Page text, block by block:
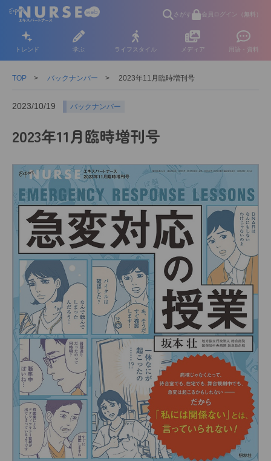
さがす 会員ログイン（無料）
トレンド 学ぶ ライフスタイル メディア 用語・資料
TOP バックナンバー 2023年11月臨時増刊号
2023/10/19 バックナンバー
2023年11月臨時増刊号